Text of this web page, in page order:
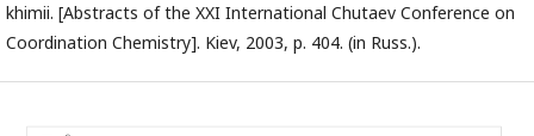
khimii. [Abstracts of the XXI International Chutaev Conference on
Coordination Chemistry]. Kiev, 2003, p. 404. (in Russ.).